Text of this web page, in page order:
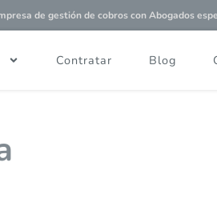
de gestión de cobros conAbogados
Contratar Blog